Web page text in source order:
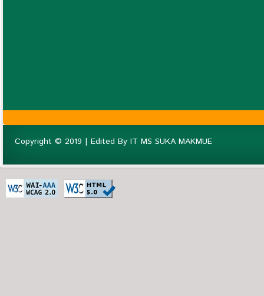
Copyright © 2019 | Edited By IT MS SUKA MAKMUE